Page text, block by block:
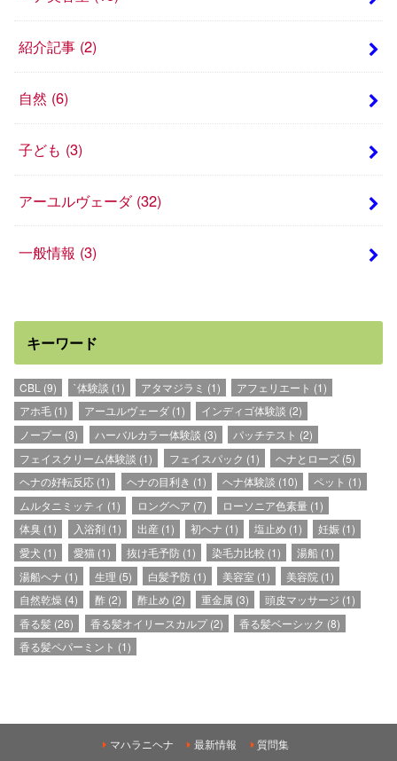
紹介記事 (2)
自然 (6)
子ども (3)
アーユルヴェーダ (32)
一般情報 (3)
キーワード
CBL (9) `体験談 (1) アタマジラミ (1) アフェリエート (1)
アホ毛 (1) アーユルヴェーダ(1) インディゴ体験談 (2)
ノープー (3) ハーバルカラー体験談 (3) パッチテスト (2)
フェイスクリーム体験談 (1) フェイスパック (1) ヘナとローズ(5)
ヘナの好転反応 (1) ヘナの目利き (1) ヘナ体験談 (10) ペット (1)
ムルタニミッティ (1) ロングヘア (7) ローソニア色素量(1)
体臭 (1) 入浴剤(1) 出産(1) 初ヘナ (1) 塩止め (1) 妊娠 (1)
愛犬 (1) 愛猫(1) 抜け毛予防(1) 染毛力比較 (1) 湯船 (1)
湯船ヘナ (1) 生理 (5) 白髪予防(1) 美容室 (1) 美容院 (1)
自然乾燥 (4) 酢(2) 酢止め (2) 重金属 (3) 頭皮マッサージ (1)
香る髪 (26) 香る髪オイリースカルプ(2) 香る髪ベーシック (8)
香る髪ペパーミント (1)
マハラニヘナ 最新情報 質問集